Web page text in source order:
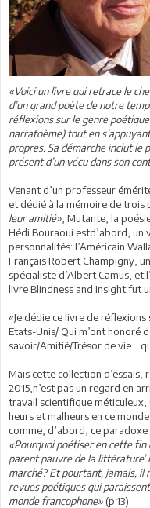
«Voici un livre qui retrace le
d’un grand poète de notre
réflexions sur le genre
narratoème) tout en
propres. Sa démarche inclut le
présent d’un vécu dans son
Venant d’un professeur
et dédié à la mémoire de trois
leur amitié» , Mutante, la
Hédi Bouraoui estd’abord,
personnalités: l’Américain
Français Robert Champigny,
spécialiste d’Albert Camus, et
livre Blindness and Insight fut
«Je dédie ce livre de
Etats-Unis/ Qui m’ont honoré
savoir/Amitié/Trésor de vie…
Mais cette collection d’essais,
2015,n’est pas un regard en
travail scientifique méticuleux,
heurs et malheurs en ce monde
comme, d’abord, ce
«Pourquoi poétiser en cette fin
parent pauvre de la littérature’
marché? Et pourtant, jamais, il
revues poétiques qui
monde francophone» (p.13).